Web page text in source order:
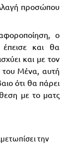
προσώπου
ο
και θα
και με τον
του Μένα, αυτή
ότι θα πάρει
με το ματς
την